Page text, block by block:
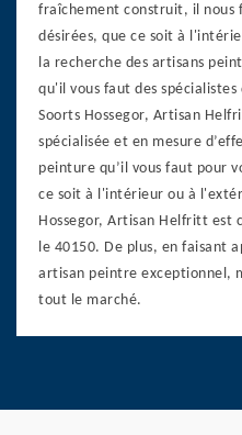
fraîchement construit, il nous
désirées, que ce soit à
la recherche des artisans
qu'il vous faut des
Soorts Hossegor, Artisan
spécialisée et en mesure
peinture qu’il vous faut pour
ce soit à l'intérieur ou à
Hossegor, Artisan Helfritt est
le 40150. De plus, en faisant
artisan peintre exceptionnel,
tout le marché.